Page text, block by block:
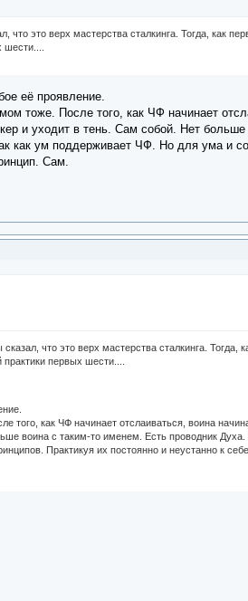
это верх мастерства сталкинга. Тогда, как
её проявление.
тоже. После того, как ЧФ начинает
и уходит в тень. Сам собой. Нет больше
как ум поддерживает ЧФ. Но для ума и
Сам.
что это верх мастерства сталкинга. Тогда,
первых шести....
как ЧФ начинает отслаиваться, воина
воина с таким-то именем. Есть проводник
Практикуя их постоянно и неустанно к